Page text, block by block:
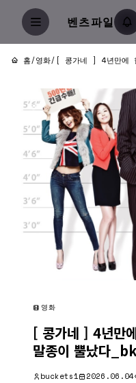
벤츠파일
홈/영화/ [ 콩가네 ] 4년만에
영화
영화
[ 콩가네 ] 4년만
말종이 뿔났다
buckets1 2026.06.04